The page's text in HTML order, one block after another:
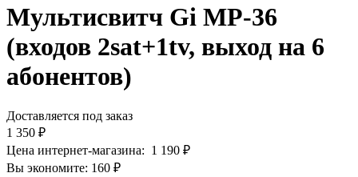
Мультисвитч Gi MP-36
(входов 2sat+1tv, выход на 6
абонентов)
Доставляется под заказ
1 350 ₽
Цена интернет-магазина: 1 190 ₽
Вы экономите: 160 ₽